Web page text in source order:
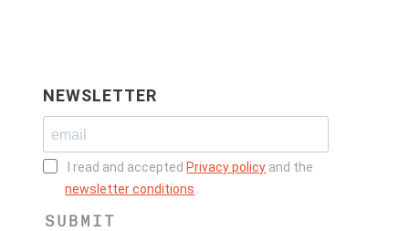
NEWSLETTER
I read and accepted Privacy policy and the
newsletter conditions
SUBMIT